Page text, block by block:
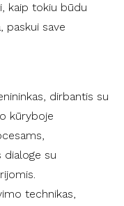
kaip tokiu būdu
paskui save
dirbantis su
kūryboje
dialoge su
technikas,